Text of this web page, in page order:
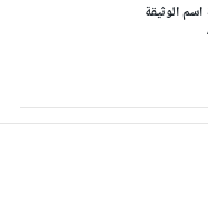
اسم الوثيقة